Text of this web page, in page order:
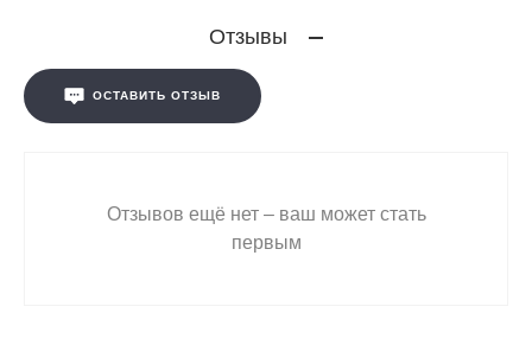
Отзывы
ОСТАВИТЬ ОТЗЫВ
Отзывов ещё нет – ваш может стать
первым